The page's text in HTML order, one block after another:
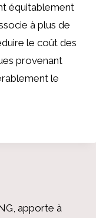
équitablement
à plus de
le coût des
provenant
le
apporte à